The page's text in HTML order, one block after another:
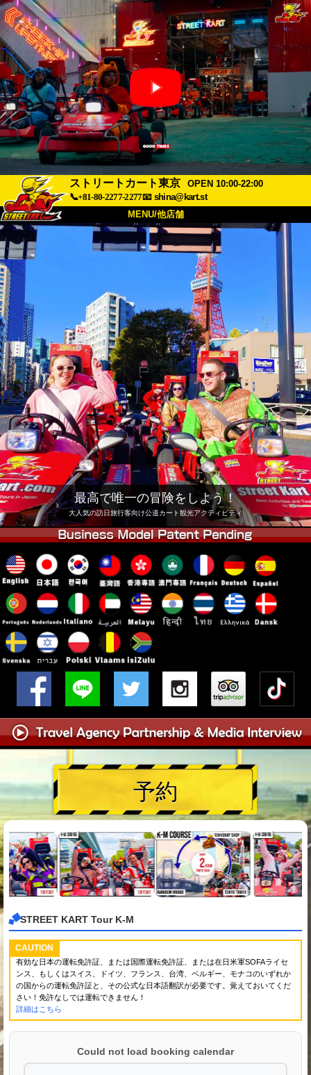
ストリートカート東京
OPEN 10:00-22:00
📞+81-80-2277-2277📧 shina@kart.st
MENU/他店舗
トップ
予約
他店舗
東京 品川 東京 秋葉原 #1
東京 秋葉原 #2 東京 渋谷
東京 渋谷アネックス 東京ベイ
東京 浅草 大阪
沖縄
最高で唯一の冒険をしよう！
大人気の訪日旅行客向け公道カート観光アクティビティ
予約
STREET KART Tour K-M
CAUTION
有効な日本の運転免許証、または国際運転免許証、または在日米軍SOFAライセ
ンス、もしくはスイス、ドイツ、フランス、台湾、ベルギー、モナコのいずれか
の国からの運転免許証と、その公式な日本語翻訳が必要です。覚えておいてくだ
さい！免許なしでは運転できません！
詳細はこちら
Could not load booking calendar